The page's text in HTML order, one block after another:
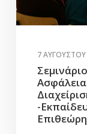
7 ΑΥΓΟΎΣΤΟΥ
-